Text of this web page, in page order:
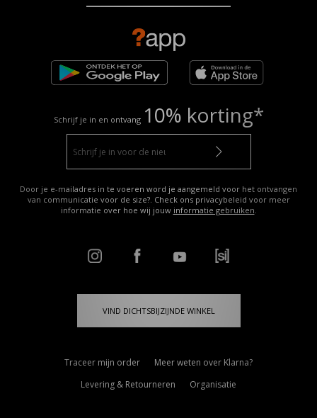
Schrijf je in en ontvang 10% korting*
Door je e-mailadres in te voeren word je aangemeld voor het ontvangen
van communicatie voor de size?. Check ons privacybeleid voor meer
informatie over hoe wij jouw informatie gebruiken.
VIND DICHTSBIJZIJNDE WINKEL
Traceer mijn order
Meer weten over Klarna?
Levering & Retourneren
Organisatie